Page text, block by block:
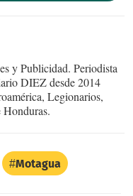
y Publicidad. Periodista
DIEZ desde 2014
Legionarios,
Motagua